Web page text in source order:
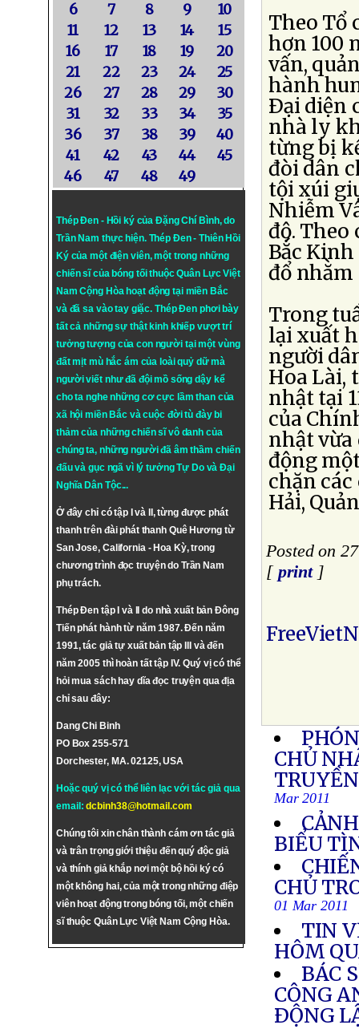
6
7 8 9
10
11
12 13 14
15
16
17 18 19
20
21
22 23 24
25
26
27 28 29
30
31
32 33 34
35
36
37 38 39
40
41
42 43 44
45
46
47 48 49
Thép Đen - Hồi ký của Đặng Chí Bình, do
Trần Nam thực hiện. Thép Đen- Thiên Hồi
Ký của một điện viên, một trong những
chiến sĩ của bóng tối thuộc Quân Lực Việt
Nam Cộng Hòa hoạt động tại miền Bắc
và đã sa vào tay giặc. Thép Đen phơi bày
tất cả những sự thật kinh khiếp vượt trí
tưởng tượng của con người tại một vùng
đất mịt mù hắc ám của loài quỷ dữ mà
người viết như đã đội mồ sống dậy kể
cho ta nghe những cơ cực lầm than của
xã hội miền Bắc và cuộc đời tù đày bi
thảm của những chiến sĩ vô danh của
chúng ta, những người đã âm thầm chiến
đấu và gục ngã vì lý tưởngTự DovàĐại
Nghĩa Dân Tộc...
Ở đây chỉ có tập I và II, từng được phát
thanh trên đài phát thanh Quê Hương từ
San Jose, California - Hoa Kỳ, trong
chương trình đọc truyện do Trần Nam
phụ trách.
Thép Đen tập I và II do nhà xuất bản Đông
Tiến phát hành từ năm 1987. Đến năm
1991, tác giả tự xuất bản tập III và đến
năm 2005 thì hoàn tất tập IV. Quý vị có thể
hỏi mua sách hay dĩa đọc truyện qua địa
chỉ sau đây:
Dang Chi Binh
PO Box 255-571
Dorchester, MA. 02125, USA
Hoặc quý vị có thể liên lạc với tác giả qua
email:dcbinh38@hotmail.com
Chúng tôi xin chân thành cám ơn tác giả
và trân trọng giới thiệu đến quý độc giả
và thính giả khắp nơi một bộ hồi ký có
một không hai, của một trong những điệp
viên hoạt động trong bóng tối, một chiến
sĩ thuộc Quân Lực Việt Nam Cộng Hòa.
Theo Tổ
hơn 100
vấn,
hành
Ðại diện
nhà ly
từng bị
đòi dân
tội xúi
Nhiễm
độ.
Bắc
đổ
Trong
lại xuất
người
Hoa Lài,
nhật tại
của
nhật vừa
động
chặn
Hải,
Posted on
[ print]
CHỦ
Mar 2011
BIỂU
CHỦ
01 Mar 2011
TIN
HÔM
BÁC
CÔNG
ÐỘNG